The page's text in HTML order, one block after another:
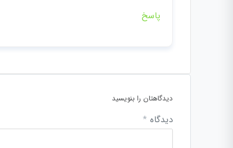
پاسخ
دیدگاهتان را بنویسید
دیدگاه *